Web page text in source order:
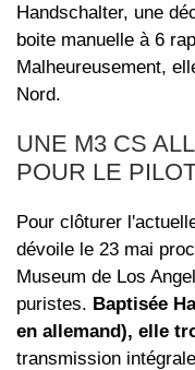
Handschalter, une
boite manuelle à 6
Malheureusement,
Nord.
UNE M3 CS
POUR LE
Pour clôturer
dévoile le 23 mai
Museum de Los
puristes. Baptisée
en allemand), elle
transmission